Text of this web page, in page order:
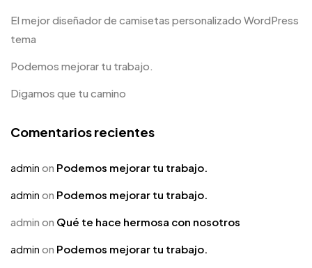
El mejor diseñador de camisetas personalizado WordPress
tema
Podemos mejorar tu trabajo.
Digamos que tu camino
Comentarios recientes
admin on Podemos mejorar tu trabajo.
admin on Podemos mejorar tu trabajo.
admin on Qué te hace hermosa con nosotros
admin on Podemos mejorar tu trabajo.